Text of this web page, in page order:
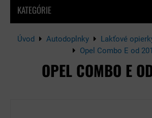
Úvod Autodoplnky Lakťové
Opel Combo E od
OPEL COMBO E
KATEGÓRIE